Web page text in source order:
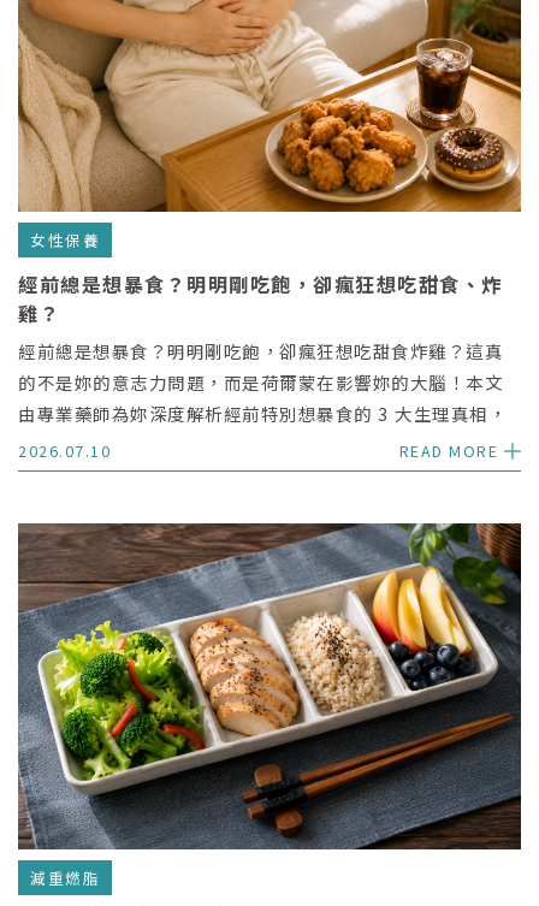
女性保養
經前總是想暴食？明明剛吃飽，卻瘋狂想吃甜食、炸
雞？
經前總是想暴食？明明剛吃飽，卻瘋狂想吃甜食炸雞？這真
的不是妳的意志力問題，而是荷爾蒙在影響妳的大腦！本文
由專業藥師為妳深度解析經前特別想暴食的 3 大生理真相，
並提供好懂、好執行的經前飲食與作息調整指南，陪伴妳無
痛度過生理期食慾波動。
2026.07.10 READ MORE
減重燃脂